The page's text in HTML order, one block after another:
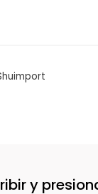
y